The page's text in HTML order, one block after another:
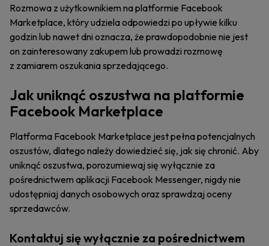
Rozmowa z użytkownikiem na platformie Facebook
Marketplace, który udziela odpowiedzi po upływie kilku
godzin lub nawet dni oznacza, że prawdopodobnie nie jest
on zainteresowany zakupem lub prowadzi rozmowę
z zamiarem oszukania sprzedającego.
Jak uniknąć oszustwa na platformie
Facebook Marketplace
Platforma Facebook Marketplace jest pełna potencjalnych
oszustów, dlatego należy dowiedzieć się, jak się chronić. Aby
uniknąć oszustwa, porozumiewaj się wyłącznie za
pośrednictwem aplikacji Facebook Messenger, nigdy nie
udostępniaj danych osobowych oraz sprawdzaj oceny
sprzedawców.
Kontaktuj się wyłącznie za pośrednictwem